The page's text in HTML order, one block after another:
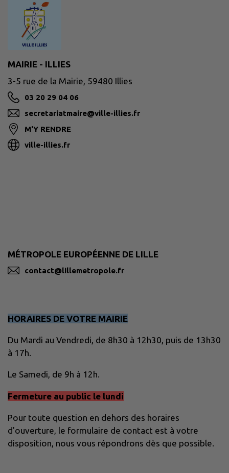
MAIRIE - ILLIES
3-5 rue de la Mairie, 59480 Illies
03 20 29 04 06
secretariatmaire@ville-illies.fr
M'Y RENDRE
ville-illies.fr
MÉTROPOLE EUROPÉENNE DE LILLE
contact@lillemetropole.fr
HORAIRES DE VOTRE MAIRIE
Du Mardi au Vendredi, de 8h30 à 12h30, puis de 13h30
à 17h.
Le Samedi, de 9h à 12h.
Fermeture au public le lundi
Pour toute question en dehors des horaires
d'ouverture, le formulaire de contact est à votre
disposition, nous vous répondrons dès que possible.